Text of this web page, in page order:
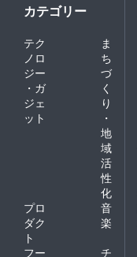
カテゴリー
テク
ノロ
ジー
・ガ
ジェ
ット
ま
ち
づ
く
り
・
地
域
活
性
化
プロ
ダク
ト
音
楽
フー
チ